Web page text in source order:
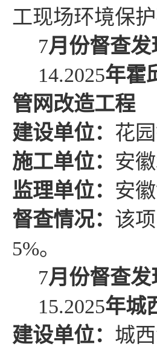
工现场环境保
7月份督查
14.2025年霍
管网改造工程
建设单位： 花
施工单位： 安
监理单位： 安
督查情况： 该
5%。
7月份督查
15.2025年城
建设单位： 城